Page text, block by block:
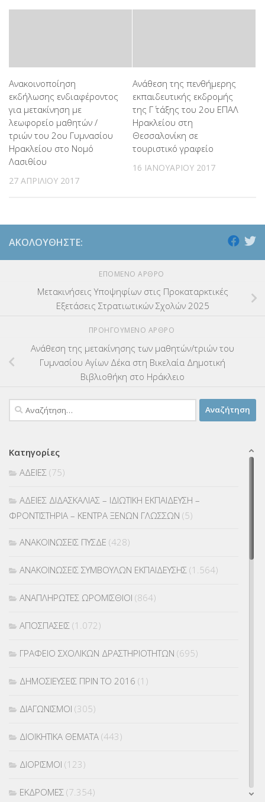
Ανακοινοποίηση
εκδήλωσης ενδιαφέροντος
για μετακίνηση με
λεωφορείο μαθητών /
τριών του 2ου Γυμνασίου
Ηρακλείου στο Νομό
Λασιθίου
27 ΑΠΡΙΛΊΟΥ 2017
Ανάθεση της πενθήμερης
εκπαιδευτικής εκδρομής
της Γ΄ τάξης του 2ου ΕΠΑΛ
Ηρακλείου στη
Θεσσαλονίκη σε
τουριστικό γραφείο
16 ΙΑΝΟΥΑΡΊΟΥ 2017
ΑΚΟΛΟΥΘΉΣΤΕ:
ΕΠΌΜΕΝΟ ΆΡΘΡΟ
Μετακινήσεις Υποψηφίων στις Προκαταρκτικές
Εξετάσεις Στρατιωτικών Σχολών 2025
ΠΡΟΗΓΟΎΜΕΝΟ ΆΡΘΡΟ
Ανάθεση της μετακίνησης των μαθητών/τριών του
Γυμνασίου Αγίων Δέκα στη Βικελαία Δημοτική
Βιβλιοθήκη στο Ηράκλειο
Αναζήτηση
για:
Κατηγορίες
ΑΔΕΙΕΣ (75)
ΑΔΕΙΕΣ ΔΙΔΑΣΚΑΛΙΑΣ – ΙΔΙΩΤΙΚΗ ΕΚΠΑΙΔΕΥΣΗ –
ΦΡΟΝΤΙΣΤΗΡΙΑ – ΚΕΝΤΡΑ ΞΕΝΩΝ ΓΛΩΣΣΩΝ (5)
ΑΝΑΚΟΙΝΩΣΕΙΣ ΠΥΣΔΕ (428)
ΑΝΑΚΟΙΝΩΣΕΙΣ ΣΥΜΒΟΥΛΩΝ ΕΚΠΑΙΔΕΥΣΗΣ (1.564)
ΑΝΑΠΛΗΡΩΤΕΣ ΩΡΟΜΙΣΘΙΟΙ (864)
ΑΠΟΣΠΑΣΕΙΣ (1.072)
ΓΡΑΦΕΙΟ ΣΧΟΛΙΚΩΝ ΔΡΑΣΤΗΡΙΟΤΗΤΩΝ (695)
ΔΗΜΟΣΙΕΥΣΕΙΣ ΠΡΙΝ ΤΟ 2016 (1)
ΔΙΑΓΩΝΙΣΜΟΙ (305)
ΔΙΟΙΚΗΤΙΚΑ ΘΕΜΑΤΑ (443)
ΔΙΟΡΙΣΜΟΙ (123)
ΕΚΔΡΟΜΕΣ (7.354)